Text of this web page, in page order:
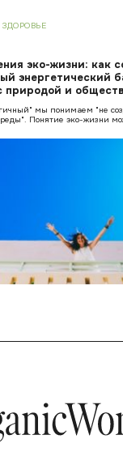
эко-жизни: как
энергетический
природой и
мы понимаем "не
Понятие эко-жизни